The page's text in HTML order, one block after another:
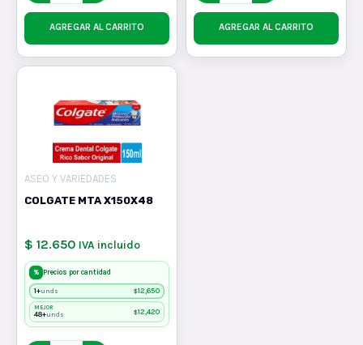
AGREGAR AL CARRITO AGREGAR AL CARRITO
ASEO Y VARIEDADES
COLGATE MTA X150X48
$ 12.650 IVA incluido
% Precios por cantidad
1+unds $12,650
MEJOR
48+unds $12,420